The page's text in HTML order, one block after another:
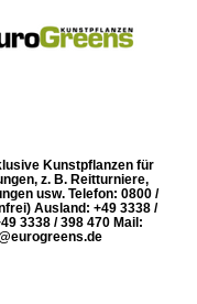
Kunstpflanzen für
z. B. Reitturniere,
usw. Telefon: 0800 /
Ausland: +49 3338 /
3338 / 398 470 Mail: